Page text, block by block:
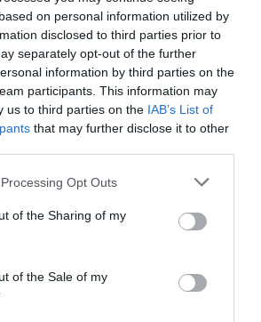
on personal information utilized by
disclosed to third parties prior to
separately opt-out of the further
information by third parties on the
participants. This information may
us to third parties on the IAB’s List of
that may further disclose it to other
Opt Outs
of the Sharing of my
of the Sale of my
Jesse Plemons